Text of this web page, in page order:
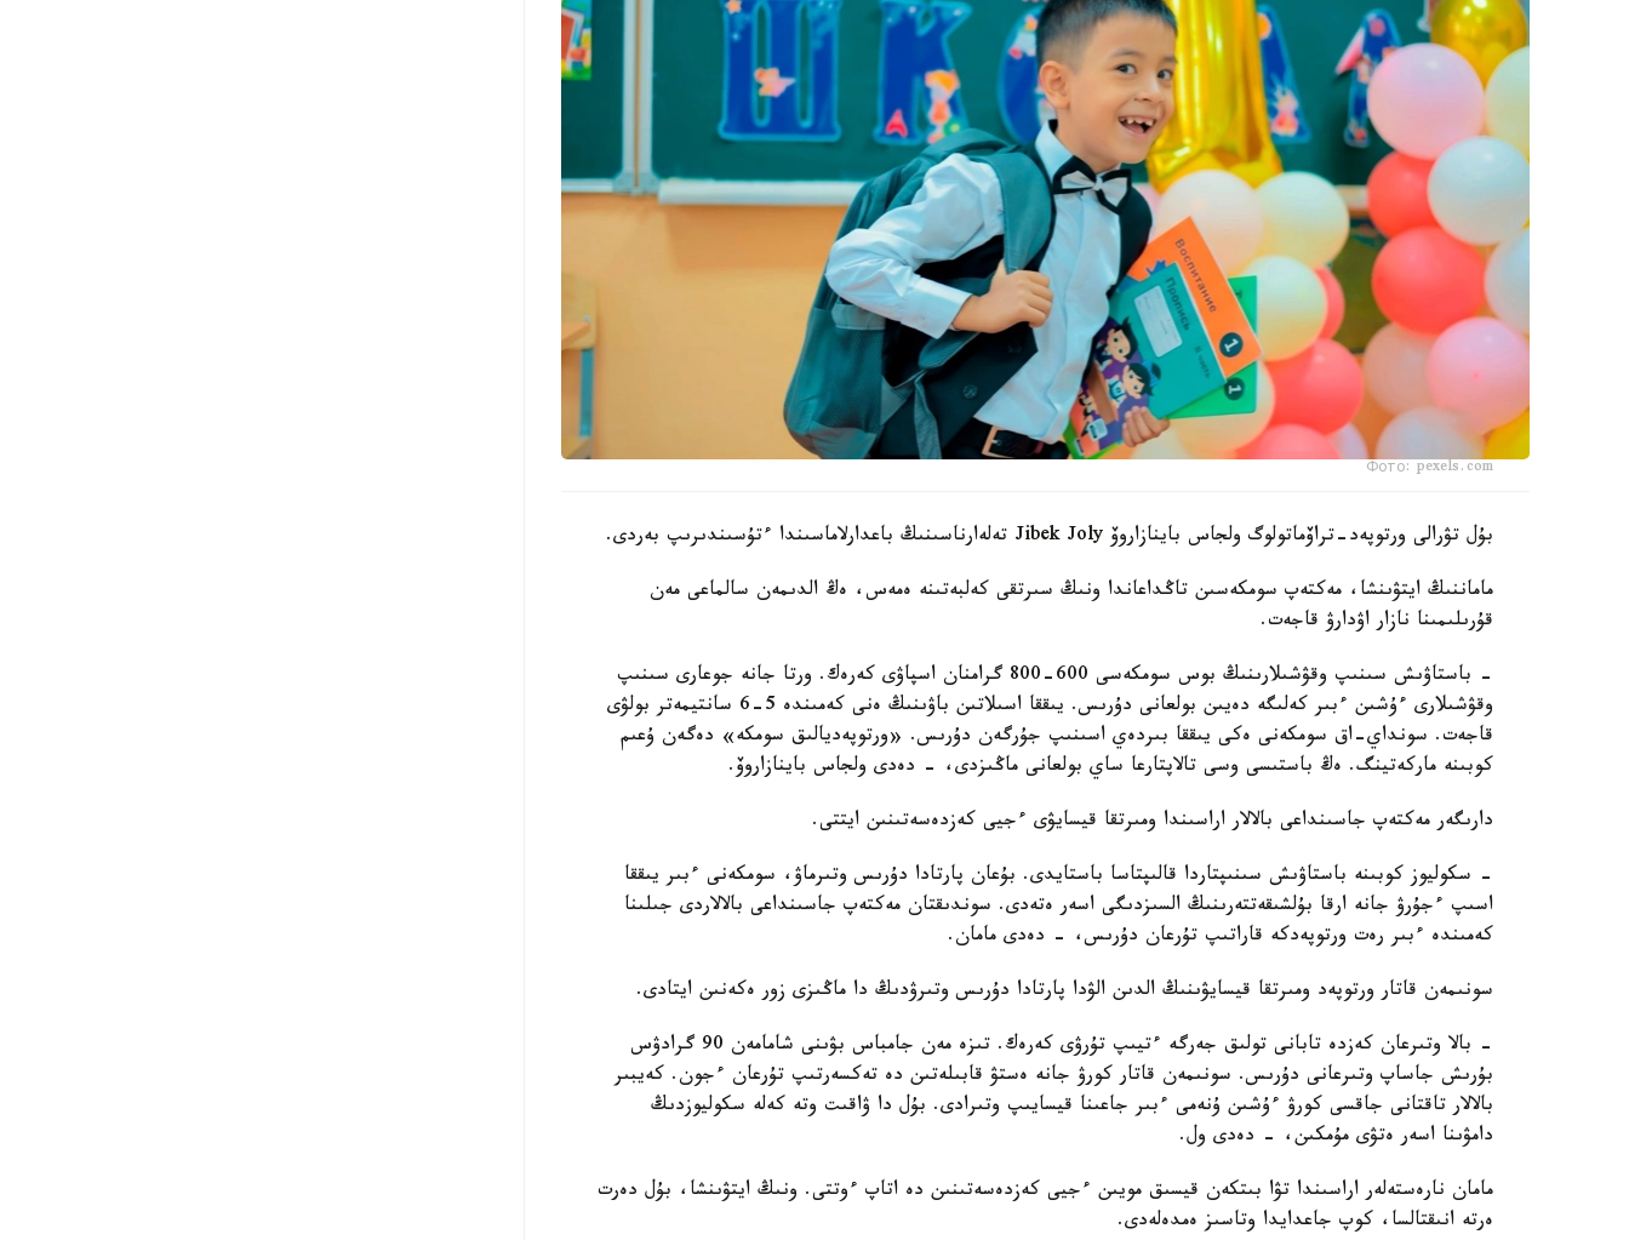
Фото: pexels.com
بۇل تۋرالى ورتوپەد-تراۆماتولوگ ولجاس باينازاروۆ Jibek Joly تەلەارناسىنىڭ باعدارلاماسىندا ءتۇسىندىرىپ بەردى.
ماماننىڭ ايتۋىنشا، مەكتەپ سومكەسىن تاڭداعاندا ونىڭ سىرتقى كەلبەتىنە ەمەس، ەڭ الدىمەن سالماعى مەن
قۇرىلىمىنا نازار اۋدارۋ قاجەت.
- باستاۋىش سىنىپ وقۋشىلارىنىڭ بوس سومكەسى 600-800 گرامنان اسپاۋى كەرەك. ورتا جانە جوعارى سىنىپ
وقۋشىلارى ءۇشىن ءبىر كەلىگە دەيىن بولعانى دۇرىس. يىققا اسىلاتىن باۋىنىڭ ەنى كەمىندە 5-6 سانتيمەتر بولۋى
قاجەت. سونداي-اق سومكەنى ەكى يىققا بىردەي اسىنىپ جۇرگەن دۇرىس. «ورتوپەديالىق سومكە» دەگەن ۇعىم
كوبىنە ماركەتينگ. ەڭ باستىسى وسى تالاپتارعا ساي بولعانى ماڭىزدى، - دەدى ولجاس باينازاروۆ.
دارىگەر مەكتەپ جاسىنداعى بالالار اراسىندا ومىرتقا قيسايۋى ءجيى كەزدەسەتىنىن ايتتى.
- سكوليوز كوبىنە باستاۋىش سىنىپتاردا قالىپتاسا باستايدى. بۇعان پارتادا دۇرىس وتىرماۋ، سومكەنى ءبىر يىققا
اسىپ ءجۇرۋ جانە ارقا بۇلشىقەتتەرىنىڭ السىزدىگى اسەر ەتەدى. سوندىقتان مەكتەپ جاسىنداعى بالالاردى جىلىنا
كەمىندە ءبىر رەت ورتوپەدكە قاراتىپ تۇرعان دۇرىس، - دەدى مامان.
سونىمەن قاتار ورتوپەد ومىرتقا قيسايۋىنىڭ الدىن الۋدا پارتادا دۇرىس وتىرۋدىڭ دا ماڭىزى زور ەكەنىن ايتادى.
- بالا وتىرعان كەزدە تابانى تولىق جەرگە ءتيىپ تۇرۋى كەرەك. تىزە مەن جامباس بۋىنى شامامەن 90 گرادۋس
بۇرىش جاساپ وتىرعانى دۇرىس. سونىمەن قاتار كورۋ جانە ەستۋ قابىلەتىن دە تەكسەرتىپ تۇرعان ءجون. كەيبىر
بالالار تاقتانى جاقسى كورۋ ءۇشىن ۇنەمى ءبىر جاعىنا قيسايىپ وتىرادى. بۇل دا ۋاقىت وتە كەلە سكوليوزدىڭ
دامۋىنا اسەر ەتۋى مۇمكىن، - دەدى ول.
مامان نارەستەلەر اراسىندا تۋا بىتكەن قيسىق مويىن ءجيى كەزدەسەتىنىن دە اتاپ ءوتتى. ونىڭ ايتۋىنشا، بۇل دەرت
ەرتە انىقتالسا، كوپ جاعدايدا وتاسىز ەمدەلەدى.